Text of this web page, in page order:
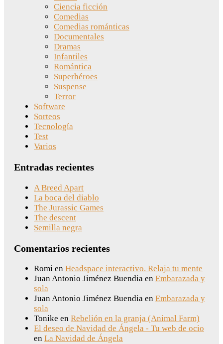
Ciencia ficción
Comedias
Comedias románticas
Documentales
Dramas
Infantiles
Romántica
Superhéroes
Suspense
Terror
Software
Sorteos
Tecnología
Test
Varios
Entradas recientes
A Breed Apart
La boca del diablo
The Jurassic Games
The descent
Semilla negra
Comentarios recientes
Romi en Headspace interactivo. Relaja tu mente
Juan Antonio Jiménez Buendia en Embarazada y
sola
Juan Antonio Jiménez Buendia en Embarazada y
sola
Tonike en Rebelión en la granja (Animal Farm)
El deseo de Navidad de Ángela - Tu web de ocio
en La Navidad de Ángela